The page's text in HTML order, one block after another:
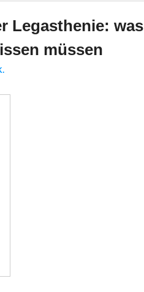
Legasthenie: was
müssen